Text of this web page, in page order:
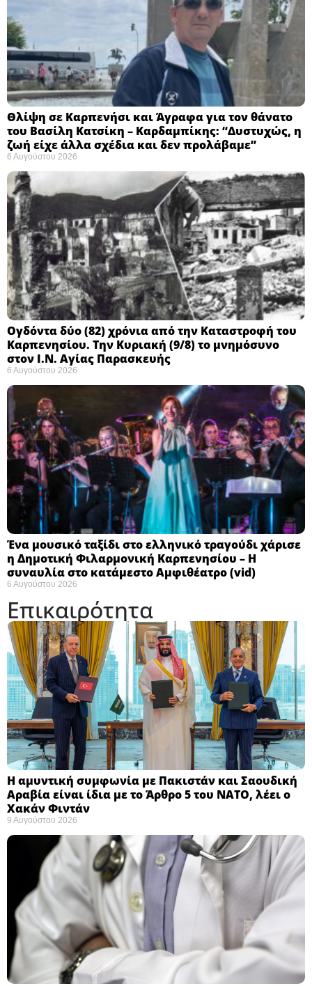
Θλίψη σε Καρπενήσι και Άγραφα για τον θάνατο
του Βασίλη Κατσίκη – Καρδαμπίκης: “Δυστυχώς, η
ζωή είχε άλλα σχέδια και δεν προλάβαμε”
6 Αυγούστου 2026
Ογδόντα δύο (82) χρόνια από την Καταστροφή του
Καρπενησίου. Την Κυριακή (9/8) το μνημόσυνο
στον Ι.Ν. Αγίας Παρασκευής
6 Αυγούστου 2026
Ένα μουσικό ταξίδι στο ελληνικό τραγούδι χάρισε
η Δημοτική Φιλαρμονική Καρπενησίου – Η
συναυλία στο κατάμεστο Αμφιθέατρο (vid)
6 Αυγούστου 2026
Επικαιρότητα
Η αμυντική συμφωνία με Πακιστάν και Σαουδική
Αραβία είναι ίδια με το Άρθρο 5 του ΝΑΤΟ, λέει ο
Χακάν Φιντάν ​
9 Αυγούστου 2026